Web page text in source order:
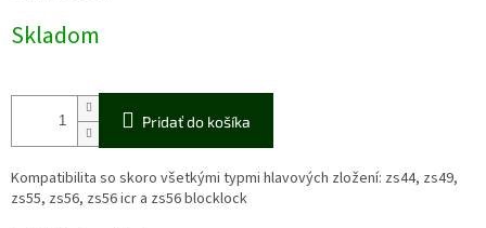
cena:
Skladom
Pridať do košíka
Kompatibilita so skoro všetkými typmi hlavových zložení: zs44, zs49,
zs55, zs56, zs56 icr a zs56 blocklock